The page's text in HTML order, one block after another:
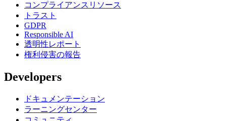
コンプライアンスリソース
トラスト
GDPR
Responsible AI
透明性レポート
権利侵害の報告
Developers
ドキュメンテーション
ラーニングセンター